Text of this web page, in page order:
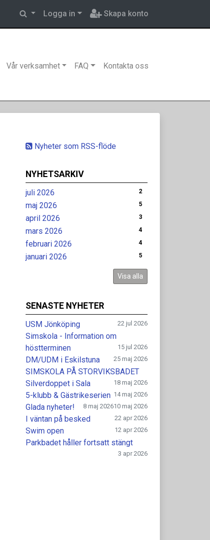
Logga in Skapa konto
Vår verksamhet FAQ Kontakta oss
Nyheter som RSS-flöde
NYHETSARKIV
juli 2026 2
maj 2026 5
april 2026 3
mars 2026 4
februari 2026 4
januari 2026 5
Visa alla
SENASTE NYHETER
USM Jönköping 22 jul 2026
Simskola - Information om
höstterminen
15 jul 2026
DM/UDM i Eskilstuna 25 maj 2026
SIMSKOLA PÅ STORVIKSBADET
18 maj 2026
Silverdoppet i Sala
14 maj 2026
5-klubb & Gästrikeserien
10 maj 2026
Glada nyheter! 8 maj 2026
I väntan på besked 22 apr 2026
Swim open 12 apr 2026
Parkbadet håller fortsatt stängt
3 apr 2026